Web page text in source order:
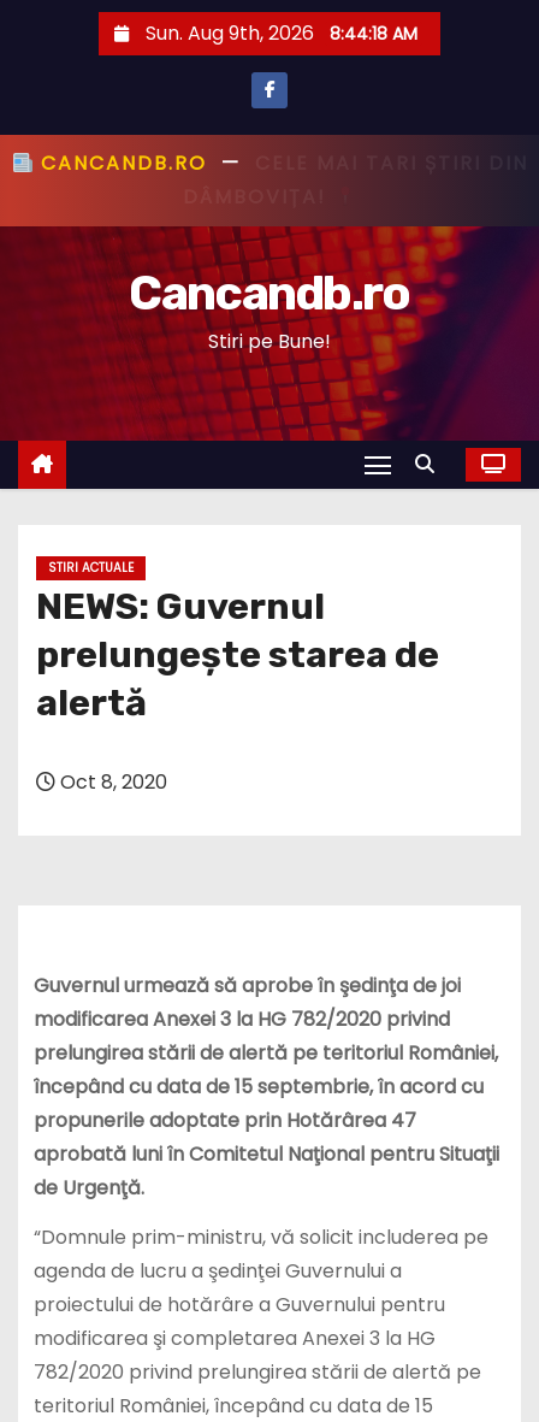
Sun. Aug 9th, 2026 8:44:19 AM
CANCANDB.RO—
Cancandb.ro
Stiri pe Bune!
STIRI ACTUALE
NEWS: Guvernul
prelungește starea de
alertă
Oct 8, 2020
Guvernul urmează să aprobe în şedinţa de joi
modificarea Anexei 3 la HG 782/2020 privind
prelungirea stării de alertă pe teritoriul României,
începând cu data de 15 septembrie, în acord cu
propunerile adoptate prin Hotărârea 47
aprobată luni în Comitetul Naţional pentru Situaţii
de Urgenţă.
“Domnule prim-ministru, vă solicit includerea pe
agenda de lucru a şedinţei Guvernului a
proiectului de hotărâre a Guvernului pentru
modificarea şi completarea Anexei 3 la HG
782/2020 privind prelungirea stării de alertă pe
teritoriul României, începând cu data de 15